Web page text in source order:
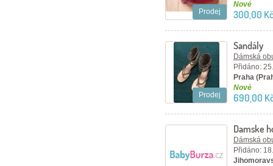
Prodej
Nové
300,00
Prodej
Sandály
Dámská
Přidáno:
Praha
Nové
690,00
Damske
Dámská
Přidáno: